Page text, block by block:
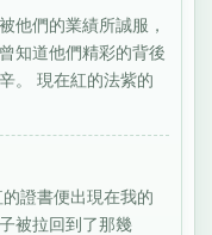
他們的業績所誠服，
知道他們精彩的背後
。 現在紅的法紫的
證書便出現在我的
被拉回到了那幾